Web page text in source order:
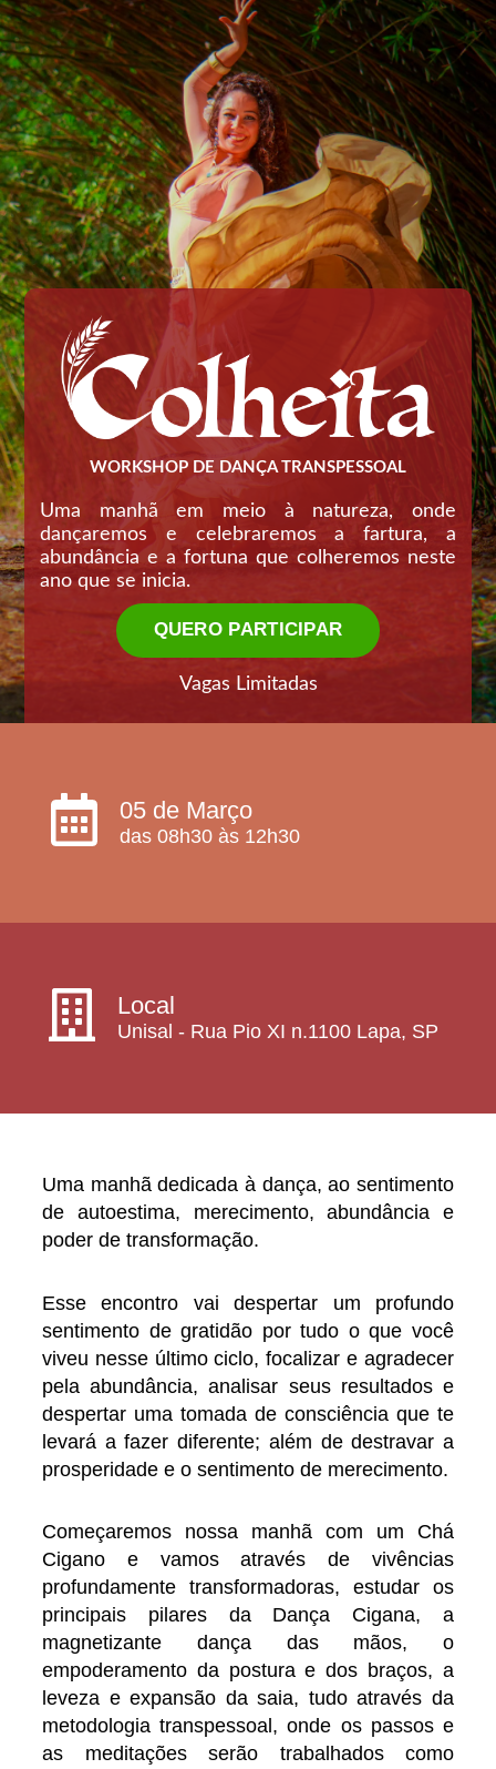
WORKSHOP DE DANÇA TRANSPESSOAL
Uma manhã em meio à natureza, onde
dançaremos e celebraremos a fartura, a
abundância e a fortuna que colheremos neste
ano que se inicia.
QUERO PARTICIPAR
Vagas Limitadas
05 de Março
das 08h30 às 12h30
Local
Unisal - Rua Pio XI n.1100 Lapa, SP
Uma manhã dedicada à dança, ao sentimento
de autoestima, merecimento, abundância e
poder de transformação.
Esse encontro vai despertar um profundo
sentimento de gratidão por tudo o que você
viveu nesse último ciclo, focalizar e agradecer
pela abundância, analisar seus resultados e
despertar uma tomada de consciência que te
levará a fazer diferente; além de destravar a
prosperidade e o sentimento de merecimento.
Começaremos nossa manhã com um Chá
Cigano e vamos através de vivências
profundamente transformadoras, estudar os
principais pilares da Dança Cigana, a
magnetizante dança das mãos, o
empoderamento da postura e dos braços, a
leveza e expansão da saia, tudo através da
metodologia transpessoal, onde os passos e
as meditações serão trabalhados como